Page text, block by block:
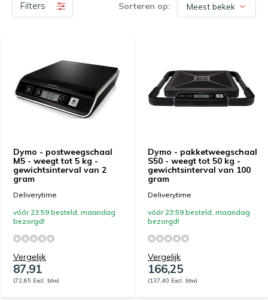
Filters Sorteren op:
Dymo - postweegschaal
M5 - weegt tot 5 kg -
gewichtsinterval van 2
gram
Deliverytime
vóór 23:59 besteld, maandag
bezorgd!
Vergelijk
87,91
(72,65 Excl. btw)
Dymo - pakketweegschaal
S50 - weegt tot 50 kg -
gewichtsinterval van 100
gram
Deliverytime
vóór 23:59 besteld, maandag
bezorgd!
Vergelijk
166,25
(137,40 Excl. btw)